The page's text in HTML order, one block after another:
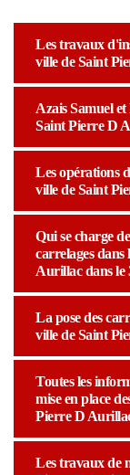
Les travaux
ville de Saint
Azais Samuel et
Saint Pierre D
Les opérations
ville de Saint
Qui se charge
carrelages dans
Aurillac dans le
La pose des
ville de Saint
Toutes les
mise en place
Pierre D
Les travaux de